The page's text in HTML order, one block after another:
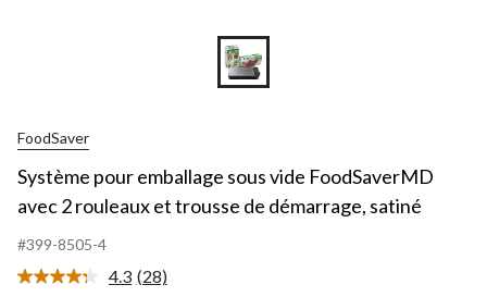
FoodSaver
Système pour emballage sous vide FoodSaverMD
avec 2 rouleaux et trousse de démarrage, satiné
#399-8505-4
4.3 Lire
(28)